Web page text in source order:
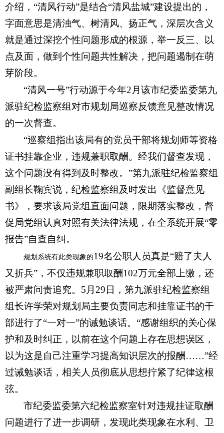
介绍，“清风行动”是结合“清风盐城”建设提出的，
字面意思是清浊气、树清风、扬正气，深层次含义
就是通过深挖个性问题形成的根源，举一反三、以
点及面，做到个性问题共性解决，把问题遏制在萌
芽阶段。
“清风一号”行动源于今年2月该市纪委监委第九
派驻纪检监察组对市规划局巡察反馈意见整改情况
的一次督查。
“巡察组指出该局有的党员干部将规划师等资格
证书挂靠企业，违规兼职取酬。经我们督查发现，
这个问题没有得到及时整改。”第九派驻纪检监察组
副组长鞠宾说，纪检监察组及时发出《监督意见
书》，要求该局党组直面问题，限期落实整改，督
促局党组认真对照有关法律法规，在全系统开展“零
报告”自查自纠。
规划系统有此类现象的19名公职人员真是“赔了夫人
又折兵”，不仅违规兼职取酬102万元全部上缴，还
被严肃问责追究。5月29日，第九派驻纪检监察组
组长许学荣对规划局主要负责同志和挂靠证书的干
部进行了“一对一”的诫勉谈话。“感谢组织的关心保
护和及时纠正，以前在这个问题上存在思想误区，
以为这是自己注重学习提高知识层次的报酬……”经
过诫勉谈话，相关人员彻底从思想拧紧了纪律这根
弦。
市纪委监委第六纪检监察室针对违规挂证取酬
问题进行了进一步调研，发现此类现象在水利、卫